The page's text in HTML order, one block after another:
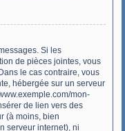
Si les
de pièces jointes, vous
le cas contraire, vous
hébergée sur un serveur
mon-
de lien vers des
(à moins, bien
serveur internet), ni